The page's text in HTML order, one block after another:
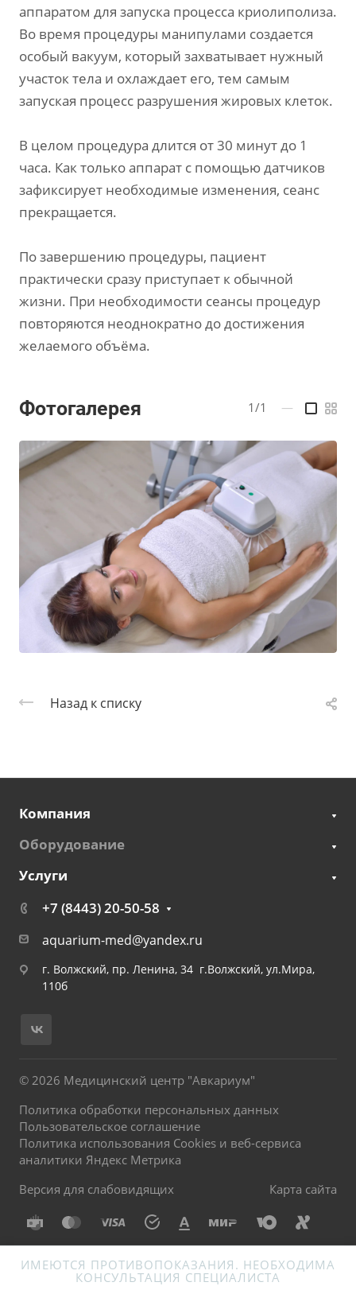
аппаратом для запуска процесса криолиполиза.
Во время процедуры манипулами создается
особый вакуум, который захватывает нужный
участок тела и охлаждает его, тем самым
запуская процесс разрушения жировых клеток.
В целом процедура длится от 30 минут до 1
часа. Как только аппарат с помощью датчиков
зафиксирует необходимые изменения, сеанс
прекращается.
По завершению процедуры, пациент
практически сразу приступает к обычной
жизни. При необходимости сеансы процедур
повторяются неоднократно до достижения
желаемого объёма.
Фотогалерея 1/1 —
Назад к списку
Компания
Оборудование
Услуги
+7 (8443) 20-50-58
aquarium-med@yandex.ru
г. Волжский, пр. Ленина, 34 г.Волжский, ул.Мира,
110б
© 2026 Медицинский центр "Авкариум"
Политика обработки персональных данных
Пользовательское соглашение
Политика использования Cookies и веб-сервиса
аналитики Яндекс Метрика
Версия для слабовидящих
Карта сайта
ИМЕЮТСЯ ПРОТИВОПОКАЗАНИЯ. НЕОБХОДИМА
КОНСУЛЬТАЦИЯ СПЕЦИАЛИСТА